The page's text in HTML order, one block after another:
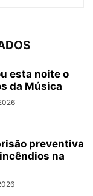
esta noite o
da Música
preventiva
na